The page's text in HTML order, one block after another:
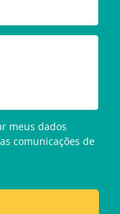
meus dados
comunicações de